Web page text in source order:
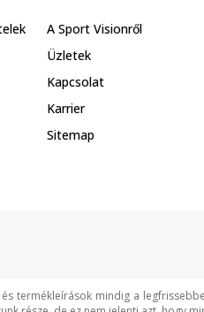
A Sport Visionről
Üzletek
Kapcsolat
Karrier
Sitemap
termékleírások mindig a